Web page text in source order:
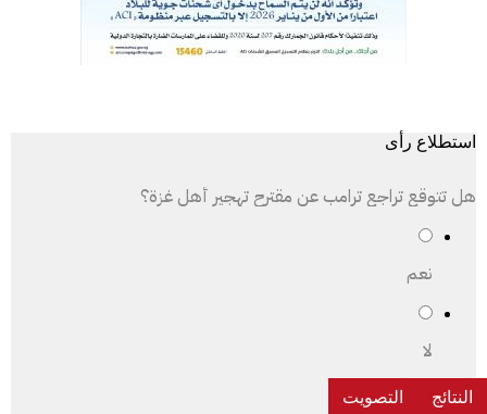
استطلاع رأى
هل تتوقع تراجع ترامب عن مقترح تهجير أهل غزة؟
نعم
لا